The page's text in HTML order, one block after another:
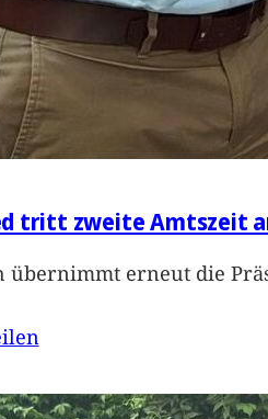
tritt zweite Amtszeit
übernimmt erneut die